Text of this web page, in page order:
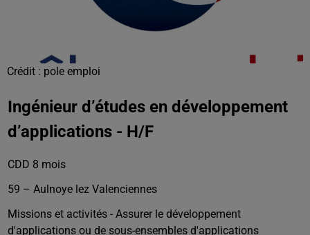
Crédit : pole emploi
Ingénieur d’études en développement
d’applications - H/F
CDD 8 mois
59 – Aulnoye lez Valenciennes
Missions et activités - Assurer le développement
d'applications ou de sous-ensembles d'applications